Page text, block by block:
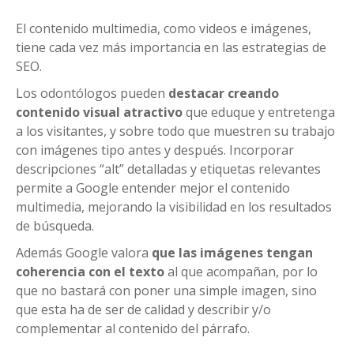
El contenido multimedia, como videos e imágenes,
tiene cada vez más importancia en las estrategias de
SEO.
Los odontólogos pueden destacar creando
contenido visual atractivoque eduque y entretenga
a los visitantes, y sobre todo que muestren su trabajo
con imágenes tipo antes y después. Incorporar
descripciones “alt” detalladas y etiquetas relevantes
permite a Google entender mejor el contenido
multimedia, mejorando la visibilidad en los resultados
de búsqueda.
Además Google valora que las imágenes tengan
coherencia con el textoal que acompañan, por lo
que no bastará con poner una simple imagen, sino
que esta ha de ser de calidad y describir y/o
complementar al contenido del párrafo.